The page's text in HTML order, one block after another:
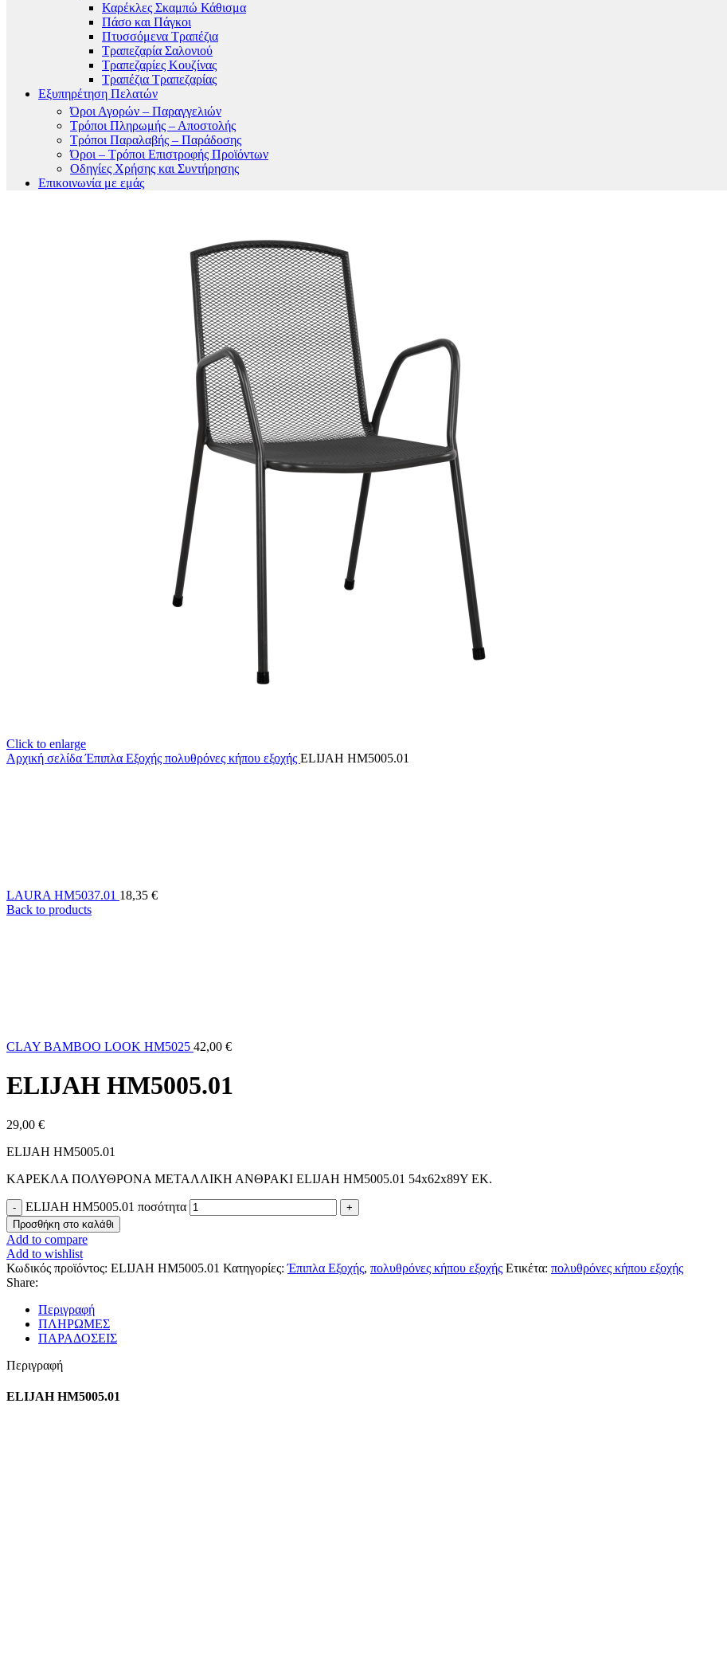
Καρέκλες Σκαμπώ Κάθισμα
Πάσο και Πάγκοι
Πτυσσόμενα Τραπέζια
Τραπεζαρία Σαλονιού
Τραπεζαρίες Κουζίνας
Τραπέζια Τραπεζαρίας
Εξυπηρέτηση Πελατών
Όροι Αγορών – Παραγγελιών
Τρόποι Πληρωμής – Αποστολής
Τρόποι Παραλαβής – Παράδοσης
Όροι – Τρόποι Επιστροφής Προϊόντων
Οδηγίες Χρήσης και Συντήρησης
Επικοινωνία με εμάς
Click to enlarge
Αρχική σελίδαΈπιπλα Εξοχής πολυθρόνες κήπου εξοχής ELIJAH HM5005.01
LAURA HM5037.01 18,35 €
Back to products
CLAY BAMBOO LOOK HM5025 42,00 €
ELIJAH HM5005.01
29,00 €
ELIJAH HM5005.01
ΚΑΡΕΚΛΑ ΠΟΛΥΘΡΟΝΑ ΜΕΤΑΛΛΙΚΗ ΑΝΘΡΑΚΙ ELIJAH HM5005.01 54x62x89Υ ΕΚ.
ELIJAH HM5005.01 ποσότητα
Προσθήκη στο καλάθι
Add to compare
Add to wishlist
Κωδικός προϊόντος: ELIJAH HM5005.01 Κατηγορίες: Έπιπλα Εξοχής, πολυθρόνες κήπου εξοχής Ετικέτα: πολυθρόνες κήπου εξοχής
Share:
Περιγραφή
ΠΛΗΡΩΜΕΣ
ΠΑΡΑΔΟΣΕΙΣ
Περιγραφή
ELIJAH HM5005.01